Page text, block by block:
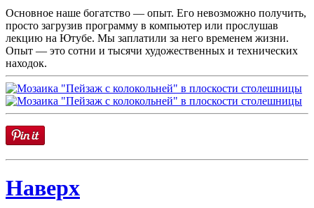
Основное наше богатство — опыт. Его невозможно получить,
просто загрузив программу в компьютер или прослушав
лекцию на Ютубе. Мы заплатили за него временем жизни.
Опыт — это сотни и тысячи художественных и технических
находок.
Наверх